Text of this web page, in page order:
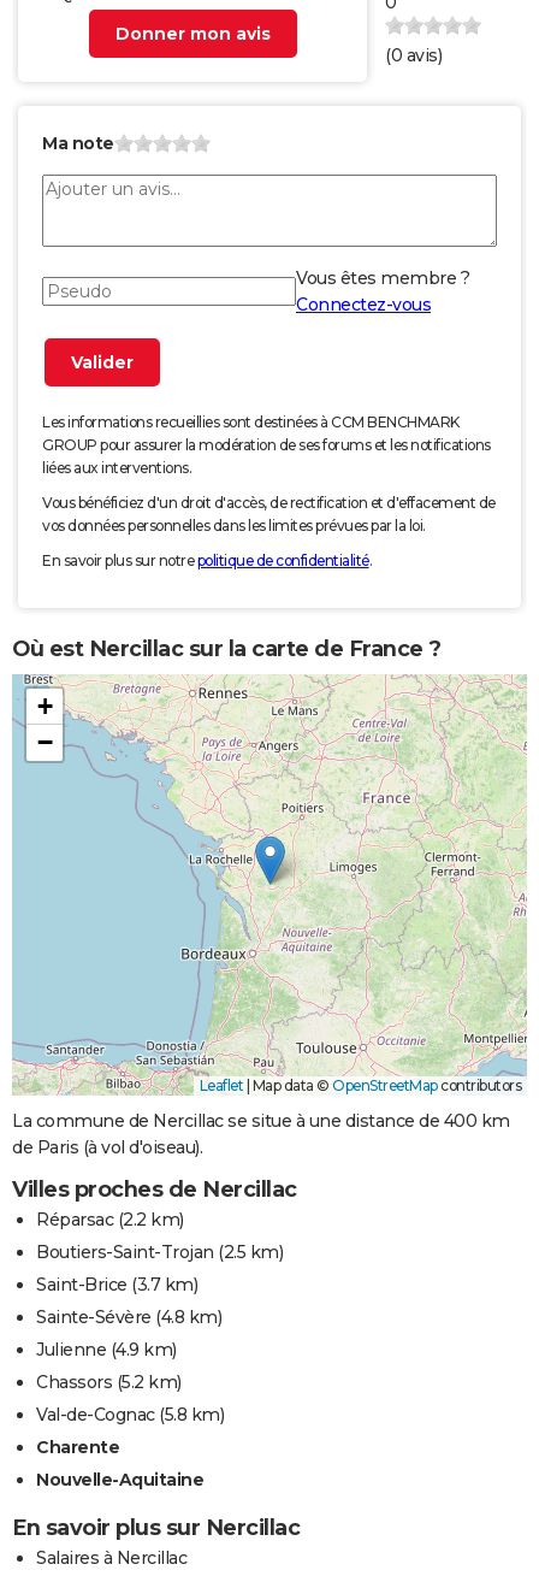
Donner mon avis
(0 avis)
Ma note
Vous êtes membre ?
Connectez-vous
Les informations recueillies sont destinées à CCM BENCHMARK
GROUP pour assurer la modération de ses forums et les notifications
liées aux interventions.
Vous bénéficiez d'un droit d'accès, de rectification et d'effacement de
vos données personnelles dans les limites prévues par la loi.
En savoir plus sur notrepolitique de confidentialité.
Où est Nercillac sur la carte de France ?
+
−
Leaflet Map data © OpenStreetMapcontributors
La commune de Nercillac se situe à une distance de 400 km
de Paris (à vol d'oiseau).
Villes proches de Nercillac
Réparsac(2.2 km)
Boutiers-Saint-Trojan (2.5 km)
Saint-Brice (3.7 km)
Sainte-Sévère (4.8 km)
Julienne (4.9 km)
Chassors (5.2 km)
Val-de-Cognac(5.8 km)
Charente
Nouvelle-Aquitaine
En savoir plus sur Nercillac
Salaires à Nercillac